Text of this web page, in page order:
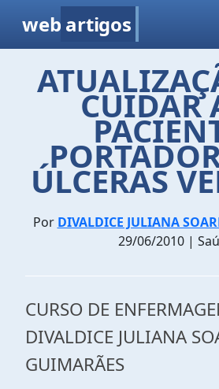
web artigos
CUIDAR
ÚLCERAS
Por DIVALDICE JULIANA
29/06/2010 |
CURSO DE
DIVALDICE JULIANA
GUIMARÃES